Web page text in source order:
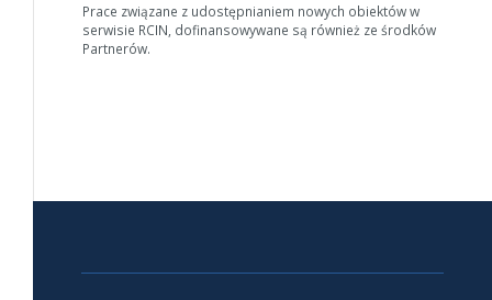
Anuluj
Prace związane z udostępnianiem nowych obiektów w
serwisie RCIN, dofinansowywane są również ze środków
Partnerów.